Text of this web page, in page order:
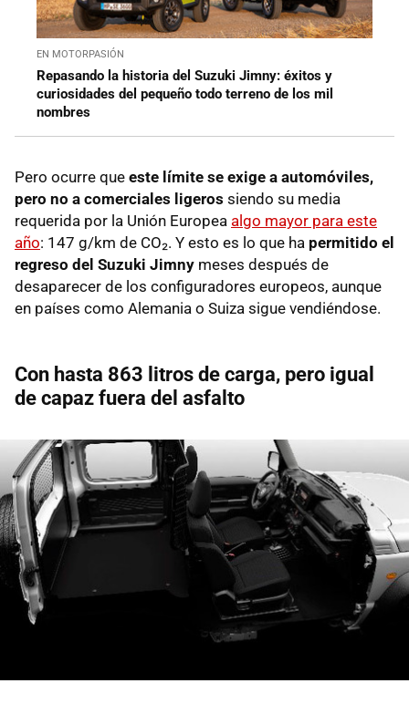
EN MOTORPASIÓN
Repasando la historia del Suzuki Jimny: éxitos y
curiosidades del pequeño todo terreno de los mil
nombres
Pero ocurre que este límite se exige a automóviles,
pero no a comerciales ligeros siendo su media
requerida por la Unión Europea algo mayor para este
año: 147 g/km de CO₂. Y esto es lo que ha permitido el
regreso del Suzuki Jimny meses después de
desaparecer de los configuradores europeos, aunque
en países como Alemania o Suiza sigue vendiéndose.
Con hasta 863 litros de carga, pero igual
de capaz fuera del asfalto